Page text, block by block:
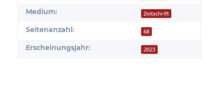
Medium: Zeitschrift
Seitenanzahl: 68
Erscheinungsjahr: 2023